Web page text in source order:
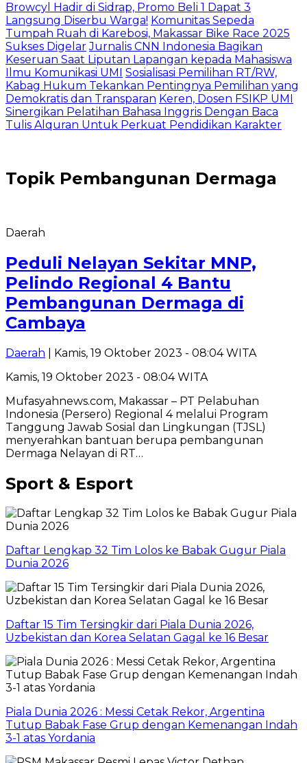
Browcyl Hadir di Sidrap, Promo Beli 1 Dapat 3
Langsung Diserbu Warga! Komunitas Sepeda
Tumpah Ruah di Karebosi, Makassar Bike Race 2025
Sukses Digelar Jurnalis CNN Indonesia Bagikan
Keseruan Saat Liputan Lapangan kepada Mahasiswa
Ilmu Komunikasi UMI Sosialisasi Pemilihan RT/RW,
Kabag Hukum Tekankan Pentingnya Pemilihan yang
Demokratis dan Transparan Keren, Dosen FSIKP UMI
Sinergikan Pelatihan Bahasa Inggris Dengan Baca
Tulis Alquran Untuk Perkuat Pendidikan Karakter
Topik Pembangunan Dermaga
Daerah
Peduli Nelayan Sekitar MNP,
Pelindo Regional 4 Bantu
Pembangunan Dermaga di
Cambaya
Daerah | Kamis, 19 Oktober 2023 - 08:04 WITA
Kamis, 19 Oktober 2023 - 08:04 WITA
Mufasyahnews.com, Makassar – PT Pelabuhan
Indonesia (Persero) Regional 4 melalui Program
Tanggung Jawab Sosial dan Lingkungan (TJSL)
menyerahkan bantuan berupa pembangunan
Dermaga Nelayan di RT…
Sport & Esport
Daftar Lengkap 32 Tim Lolos ke Babak Gugur Piala
Dunia 2026
Daftar 15 Tim Tersingkir dari Piala Dunia 2026,
Uzbekistan dan Korea Selatan Gagal ke 16 Besar
Piala Dunia 2026 : Messi Cetak Rekor, Argentina
Tutup Babak Fase Grup dengan Kemenangan Indah
3-1 atas Yordania